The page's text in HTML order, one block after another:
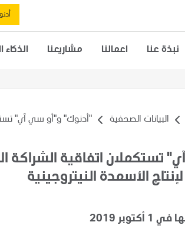
نبذة عنا اعمالنا مشاريعنا
البيانات الصحفية "أدنوك" و"أو سي آي"
تستكملان اتفاقية الشراكة
الأسمدة النيتروجينية
2019